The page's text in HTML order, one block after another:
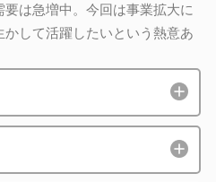
は急増中。今回は事業拡大に
して活躍したいという熱意あ